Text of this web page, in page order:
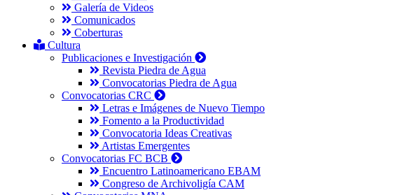
Galería de Videos
Comunicados
Coberturas
Cultura
Publicaciones e Investigación
Revista Piedra de Agua
Convocatorias Piedra de Agua
Convocatorias CRC
Letras e Imágenes de Nuevo Tiempo
Fomento a la Productividad
Convocatoria Ideas Creativas
Artistas Emergentes
Convocatorias FC BCB
Encuentro Latinoamericano EBAM
Congreso de Archivoligía CAM